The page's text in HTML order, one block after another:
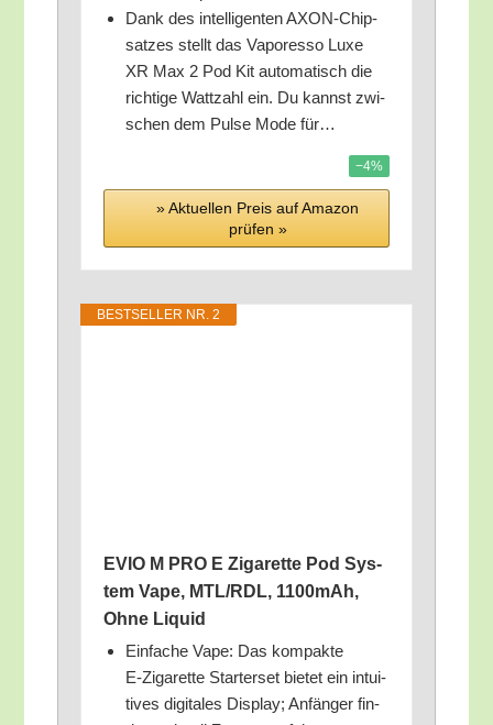
Dank des intel­li­gen­ten AXON-Chip­
sat­zes stellt das Vapo­res­so Luxe
XR Max 2 Pod Kit auto­ma­tisch die
rich­ti­ge Watt­zahl ein. Du kannst zwi­
schen dem Pul­se Mode für…
−4%
» Aktu­el­len Preis auf Ama­zon
prü­fen »
BEST­SEL­LER NR. 2
EVIO M PRO E Ziga­ret­te Pod Sys­
tem Vape, MTL/​RDL, 1100mAh,
Ohne Liquid
Ein­fa­che Vape: Das kom­pak­te
E‑Zigarette Star­ter­set bie­tet ein intui­
ti­ves digi­ta­les Dis­play; Anfän­ger fin­